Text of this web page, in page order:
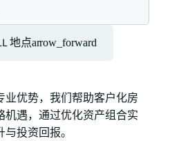
地点arrow_forward
业优势，我们帮助客户化房
机遇，通过优化资产组合实
投资回报。